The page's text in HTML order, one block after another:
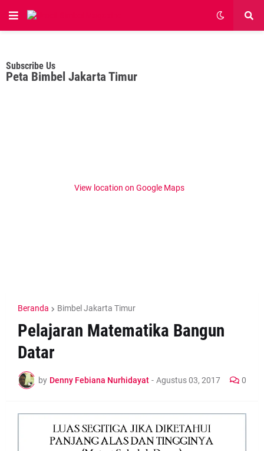
Subscribe Us
Peta Bimbel Jakarta Timur
View location on Google Maps
Beranda Bimbel Jakarta Timur
Pelajaran Matematika Bangun
Datar
by Denny Febiana Nurhidayat - Agustus 03, 2017 0